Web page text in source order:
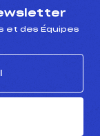
et des Équipes